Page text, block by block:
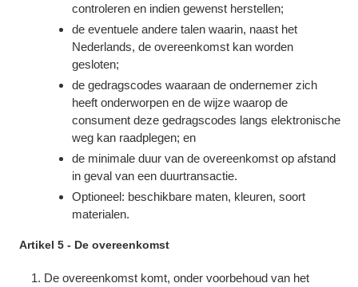
controleren en indien gewenst herstellen;
de eventuele andere talen waarin, naast het
Nederlands, de overeenkomst kan worden
gesloten;
de gedragscodes waaraan de ondernemer zich
heeft onderworpen en de wijze waarop de
consument deze gedragscodes langs elektronische
weg kan raadplegen; en
de minimale duur van de overeenkomst op afstand
in geval van een duurtransactie.
Optioneel: beschikbare maten, kleuren, soort
materialen.
Artikel 5 - De overeenkomst
De overeenkomst komt, onder voorbehoud van het